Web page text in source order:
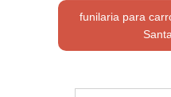
funilaria para